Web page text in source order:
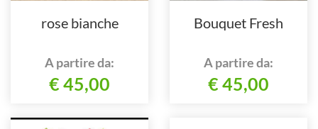
rose bianche
A partire da:
€ 45,00
Bouquet Fresh
A partire da:
€ 45,00